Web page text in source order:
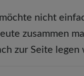
nicht
zusammen
zur Seite